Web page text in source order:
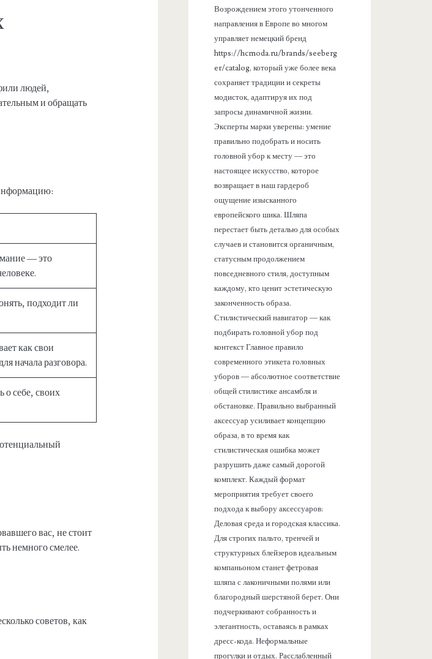
людей,
и обращать
— это
подходит ли
как свои
начала разговора.
о себе, своих
вас, не стоит
немного смелее.
советов, как
Возрождением этого утонченного
направления в Европе во многом
управляет немецкий бренд
https://hcmoda.ru/brands/seeberg
er/catalog, который уже более века
сохраняет традиции и секреты
модисток, адаптируя их под
запросы динамичной жизни.
Эксперты марки уверены: умение
правильно подобрать и носить
головной убор к месту — это
настоящее искусство, которое
возвращает в наш гардероб
ощущение изысканного
европейского шика. Шляпа
перестает быть деталью для особых
случаев и становится органичным,
статусным продолжением
повседневного стиля, доступным
каждому, кто ценит эстетическую
законченность образа.
Стилистический навигатор — как
подбирать головной убор под
контекст Главное правило
современного этикета головных
уборов — абсолютное соответствие
общей стилистике ансамбля и
обстановке. Правильно выбранный
аксессуар усиливает концепцию
образа, в то время как
стилистическая ошибка может
разрушить даже самый дорогой
комплект. Каждый формат
мероприятия требует своего
подхода к выбору аксессуаров:
Деловая среда и городская классика.
Для строгих пальто, тренчей и
структурных блейзеров идеальным
компаньоном станет фетровая
шляпа с лаконичными полями или
благородный шерстяной берет. Они
подчеркивают собранность и
элегантность, оставаясь в рамках
дресс-кода. Неформальные
прогулки и отдых. Расслабленный